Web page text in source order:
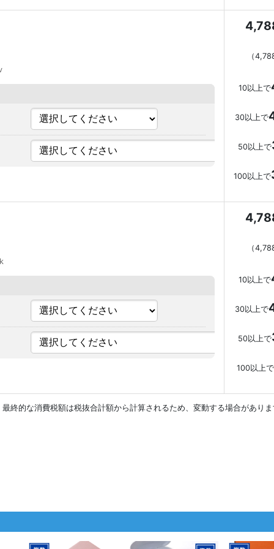
（
10以上で
30以上で
50以上で
100以上で
（
10以上で
30以上で
50以上で
100以上で
終的な消費税額は税抜合計額から計算されるため、変動する場合があり